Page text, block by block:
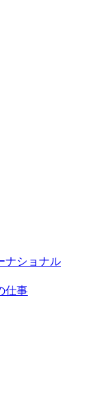
ナショナル
仕事